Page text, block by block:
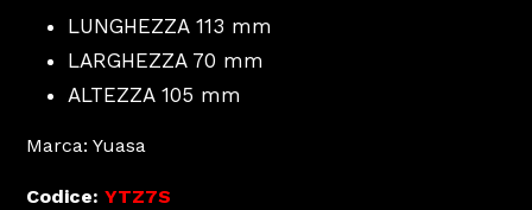
LUNGHEZZA 113 mm
LARGHEZZA 70 mm
ALTEZZA 105 mm
Marca: Yuasa
Codice: YTZ7S